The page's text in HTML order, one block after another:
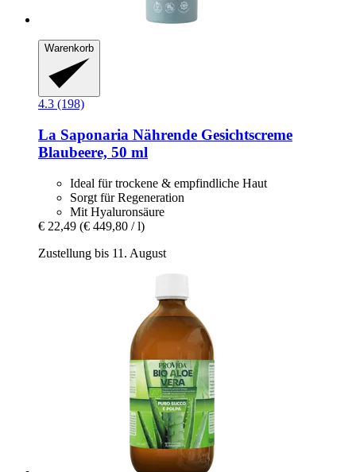
Warenkorb
4.3 (198)
La Saponaria Nährende Gesichtscreme
Blaubeere, 50 ml
Ideal für trockene & empfindliche Haut
Sorgt für Regeneration
Mit Hyaluronsäure
€ 22,49 (€ 449,80 / l)
Zustellung bis 11. August